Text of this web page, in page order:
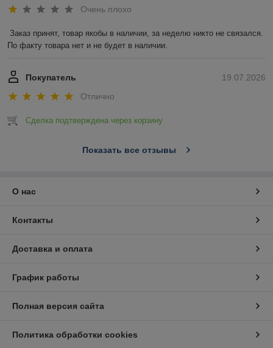
Очень плохо
Заказ принят, товар якобы в наличии, за неделю никто не связался.
По факту товара нет и не будет в наличии.
19.07.2026
Покупатель
Отлично
Сделка подтверждена через корзину
Показать все отзывы
О нас
Контакты
Доставка и оплата
График работы
Полная версия сайта
Политика обработки cookies